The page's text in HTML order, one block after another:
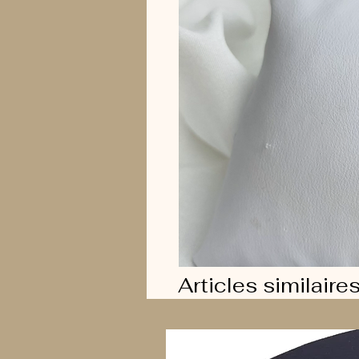
Articles similaires